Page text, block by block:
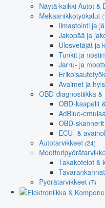
Näytä kaikki Autot &
Mekaanikkotyökalut
Ilmastointi ja
Jakopää ja
Ulosvetäjät ja
Tunkit ja
Jarru- ja
Avaimet ja
OBD-diagnostiikka &
OBD-kaapelit
AdBlue-
OBD-
ECU- &
Autotarvikkeet (24)
Takakotelot &
Pyörätarvikkeet (7)